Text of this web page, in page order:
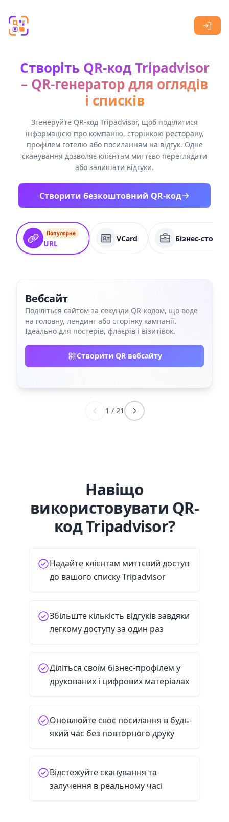
Створіть QR-код Tripadvisor
– QR-генератор для оглядів
і списків
Згенеруйте QR-код Tripadvisor, щоб поділитися
інформацією про компанію, сторінкою ресторану,
профілем готелю або посиланням на відгук. Одне
сканування дозволяє клієнтам миттєво переглядати
або залишати відгуки.
Створити безкоштовний QR-код
Популярне
URL
VCard Бізнес-
Вебсайт
Поділіться сайтом за секунди QR‑кодом, що веде
на головну, лендинг або сторінку кампанії.
Ідеально для постерів, флаєрів і візитівок.
Створити QR вебсайту
1 / 21
Навіщо
використовувати QR-
код Tripadvisor?
Надайте клієнтам миттєвий доступ
до вашого списку Tripadvisor
Збільште кількість відгуків завдяки
легкому доступу за один раз
Діліться своїм бізнес-профілем у
друкованих і цифрових матеріалах
Оновлюйте своє посилання в будь-
який час без повторного друку
Відстежуйте сканування та
залучення в реальному часі